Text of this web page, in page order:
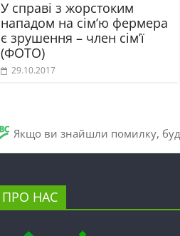
У справі з жорстоким
нападом на сім’ю фермера
є зрушення – член сім’ї
(ФОТО)
29.10.2017
Якщо ви знайшли помилку, будь
ПРО НАС